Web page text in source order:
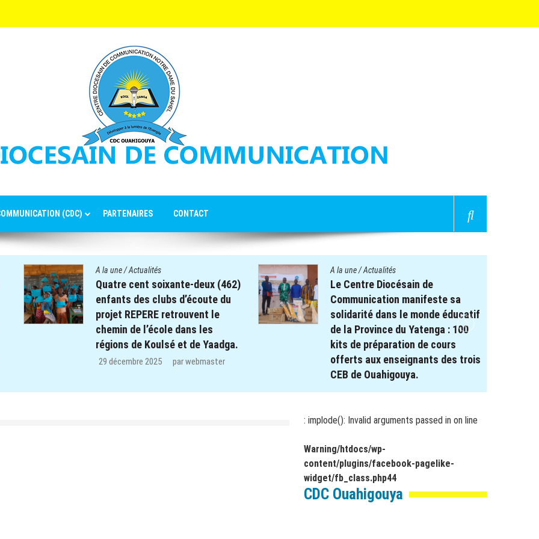
(CDC) PARTENAIRES CONTACT
A la une/Actualités
Le Centre Diocésain de
Communication manifeste sa
solidarité dans le monde éducatif
de la Province du Yatenga : 100
kits de préparation de cours
offerts aux enseignants des trois
26 décembre 2025 parwebmaster
A la une/Actualités
Le projet REPERE soutient le
système éducatif : Remise de
Kits scolaires aux élèves à
besoin spécifique dans les
régions de Koulsé et du Yaadga .
17 novembre 2025 parwebmaster
: implode(): Invalid arguments passed in on line
Warning/htdocs/wp-
content/plugins/facebook-pagelike-
widget/fb_class.php44
CDC Ouahigouya